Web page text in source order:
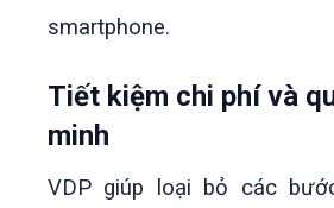
smartphone.
Tiết kiệm chi phí và
minh
VDP giúp loại bỏ các